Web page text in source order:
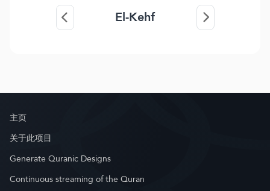
El-Kehf
主页
关于此项目
Generate Quranic Designs
Continuous streaming of the Quran